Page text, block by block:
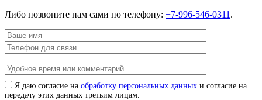
Либо позвоните нам сами по телефону: +7-996-546-0311 .
Я даю согласие на обработку персональных данных и согласие на
передачу этих данных третьим лицам.